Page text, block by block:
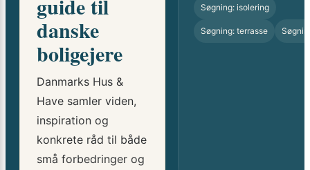
guide til
danske
boligejere
Danmarks Hus &
Have samler viden,
inspiration og
konkrete råd til både
små forbedringer og
Søgning: isolering
Søgning: terrasse